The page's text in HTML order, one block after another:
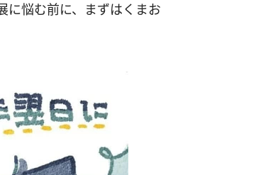
に悩む前に、まずはくまお